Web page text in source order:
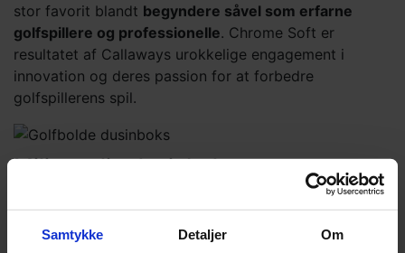
Samtykke Detaljer Om
stor favorit blandt begyndere såvel som erfarne
golfspillere og professionelle. Chrome Soft er
resultatet af Callaways urokkelige engagement i
innovation og deres passion for at forbedre
golfspillerens spil.
Miljøvenlig dusinboks
Hos Out of Bounds gør vi en forskel for et grønnere
tiltalende, genanvendt dusinindpakning. Uden giftige